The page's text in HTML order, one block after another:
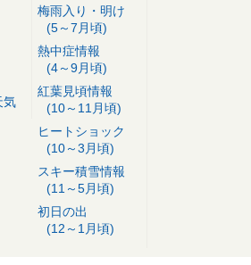
気
梅雨入り・明け
(5～7月頃)
熱中症情報
(4～9月頃)
紅葉見頃情報
(10～11月頃)
ヒートショック
(10～3月頃)
スキー積雪情報
(11～5月頃)
初日の出
(12～1月頃)